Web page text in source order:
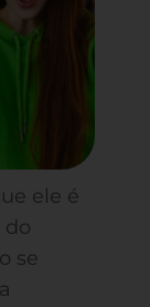
ele é
do
se